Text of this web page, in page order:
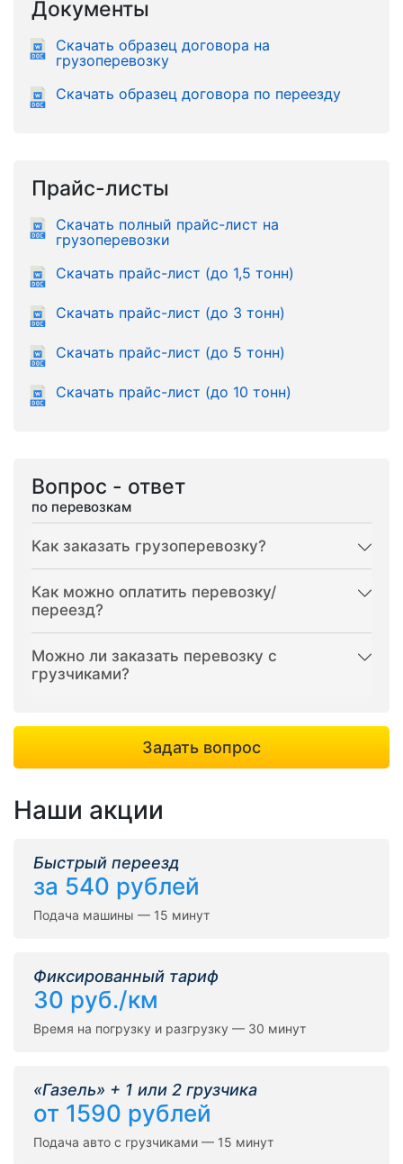
Документы
Скачать образец договора на
грузоперевозку
Скачать образец договора по переезду
Прайс-листы
Скачать полный прайс-лист на
грузоперевозки
Скачать прайс-лист (до 1,5 тонн)
Скачать прайс-лист (до 3 тонн)
Скачать прайс-лист (до 5 тонн)
Скачать прайс-лист (до 10 тонн)
Вопрос - ответ
по перевозкам
Как заказать грузоперевозку?
Как можно оплатить перевозку/
переезд?
Можно ли заказать перевозку с
грузчиками?
Задать вопрос
Наши акции
Быстрый переезд
за 540 рублей
Подача машины — 15 минут
Фиксированный тариф
30 руб./км
Время на погрузку и разгрузку — 30 минут
«Газель» + 1 или 2 грузчика
от 1590 рублей
Подача авто с грузчиками — 15 минут